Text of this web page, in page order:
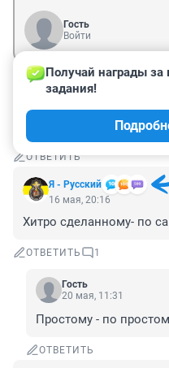
Гость
Войти
Гость
ОТВЕТИТЬ
Я - Русский
Получай награды за
задания!
16 мая, 20:16
Хитро сделанному- по
ОТВЕТИТЬ 1
Гость
20 мая, 11:31
Простому - по
ОТВЕТИТЬ